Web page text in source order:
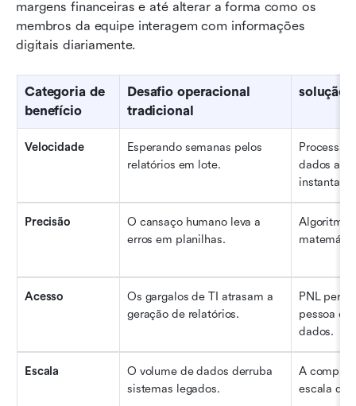
margens financeiras e até alterar a forma como os
membros da equipe interagem com informações
digitais diariamente.
Categoria de
benefício
Desafio operacional
tradicional
solução
Velocidade
Esperando semanas pelos
relatórios em lote.
dados ao
Precisão
O cansaço humano leva a
erros em planilhas.
Acesso
Os gargalos de TI atrasam a
geração de relatórios.
PNL
pessoa
dados.
Escala
O volume de dados derruba
sistemas legados.
A
escala